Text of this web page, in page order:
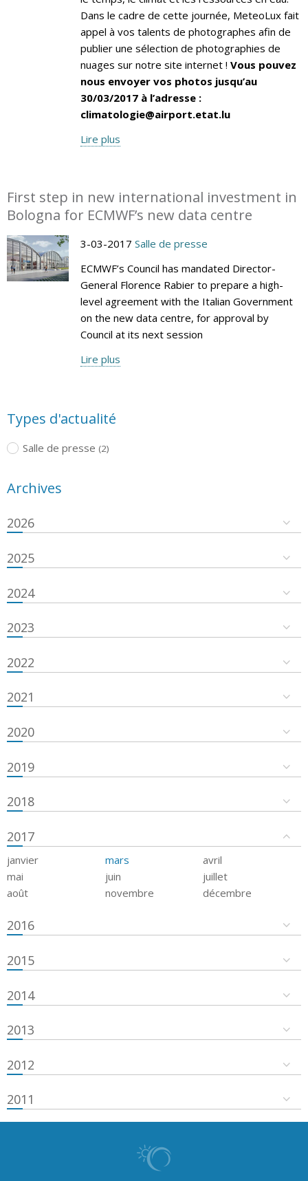
Dans le cadre de cette journée, MeteoLux fait
appel à vos talents de photographes afin de
publier une sélection de photographies de
nuages sur notre site internet ! Vous pouvez
nous envoyer vos photos jusqu’au
30/03/2017 à l’adresse :
climatologie@airport.etat.lu
Lire plus
First step in new international investment in
Bologna for ECMWF’s new data centre
3-03-2017 Salle de presse
ECMWF’s Council has mandated Director-
General Florence Rabier to prepare a high-
level agreement with the Italian Government
on the new data centre, for approval by
Council at its next session
Lire plus
Types d'actualité
Salle de presse (2)
Archives
2026
2025
2024
2023
2022
2021
2020
2019
2018
2017
janvier mars
avril
mai
juin
juillet
août
novembre décembre
2016
2015
2014
2013
2012
2011